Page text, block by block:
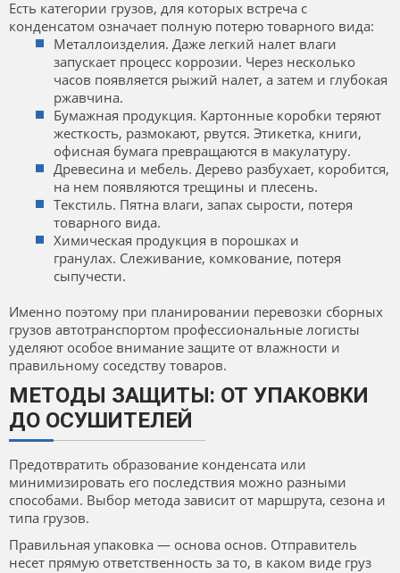
Есть категории грузов, для которых встреча с
конденсатом означает полную потерю товарного вида:
Металлоизделия. Даже легкий налет влаги
запускает процесс коррозии. Через несколько
часов появляется рыжий налет, а затем и глубокая
ржавчина.
Бумажная продукция. Картонные коробки теряют
жесткость, размокают, рвутся. Этикетка, книги,
офисная бумага превращаются в макулатуру.
Древесина и мебель. Дерево разбухает, коробится,
на нем появляются трещины и плесень.
Текстиль. Пятна влаги, запах сырости, потеря
товарного вида.
Химическая продукция в порошках и
гранулах. Слеживание, комкование, потеря
сыпучести.
Именно поэтому при планировании перевозки сборных
грузов автотранспортом профессиональные логисты
уделяют особое внимание защите от влажности и
правильному соседству товаров.
МЕТОДЫ ЗАЩИТЫ: ОТ УПАКОВКИ
ДО ОСУШИТЕЛЕЙ
Предотвратить образование конденсата или
минимизировать его последствия можно разными
способами. Выбор метода зависит от маршрута, сезона и
типа грузов.
Правильная упаковка — основа основ. Отправитель
несет прямую ответственность за то, в каком виде груз